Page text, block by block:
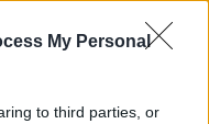
My Personal
to third parties, or
των δικαιούχων